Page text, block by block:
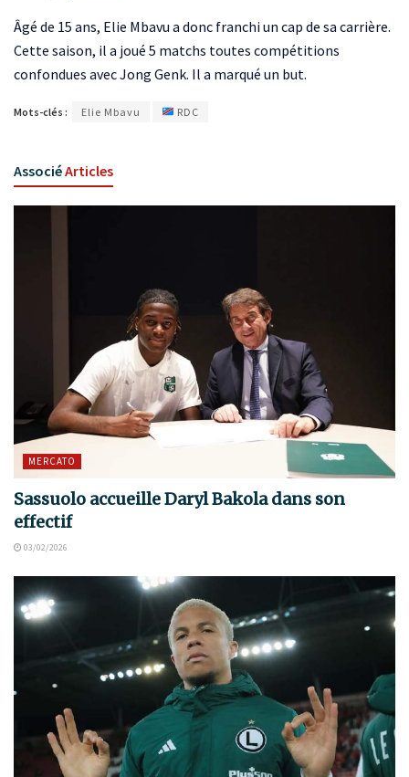
Âgé de 15 ans, Elie Mbavu a donc franchi un cap de sa carrière.
Cette saison, il a joué 5 matchs toutes compétitions
confondues avec Jong Genk. Il a marqué un but.
Mots-clés : Elie Mbavu RDC
AssociéArticles
MERCATO
Sassuolo accueille Daryl Bakola dans son
effectif
03/02/2026